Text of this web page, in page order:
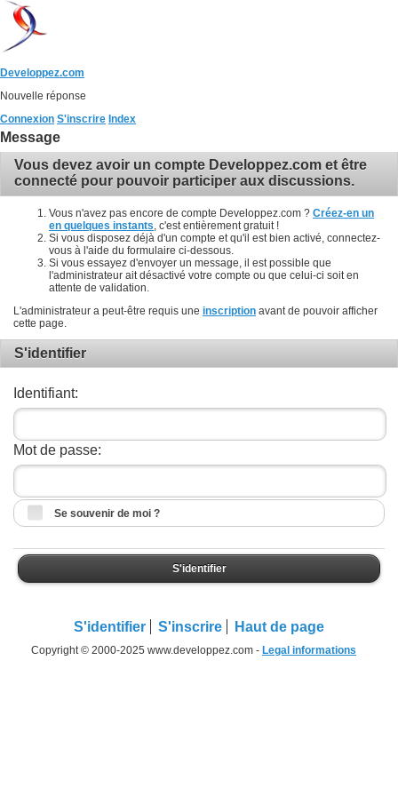
Developpez.com
Nouvelle réponse
Connexion S'inscrire Index
Message
Vous devez avoir un compte Developpez.com et être
connecté pour pouvoir participer aux discussions.
Vous n'avez pas encore de compte Developpez.com ? Créez-en un
en quelques instants , c'est entièrement gratuit !
Si vous disposez déjà d'un compte et qu'il est bien activé, connectez-
vous à l'aide du formulaire ci-dessous.
Si vous essayez d'envoyer un message, il est possible que
l'administrateur ait désactivé votre compte ou que celui-ci soit en
attente de validation.
L'administrateur a peut-être requis une inscription avant de pouvoir afficher
cette page.
S'identifier
Identifiant:
Mot de passe:
Se souvenir de moi ?
S'identifier
S'identifier S'inscrire Haut de page
Copyright © 2000-2025 www.developpez.com - Legal informations